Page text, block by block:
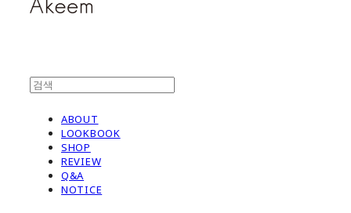
ABOUT
LOOKBOOK
SHOP
REVIEW
Q&A
NOTICE